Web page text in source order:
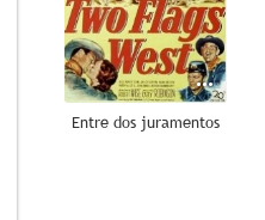
Entre dos juramentos